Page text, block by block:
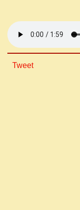
Tweet